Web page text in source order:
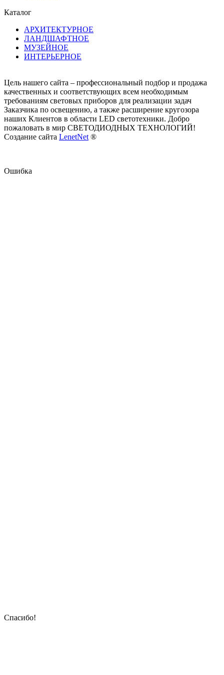
Каталог
АРХИТЕКТУРНОЕ
ЛАНДШАФТНОЕ
МУЗЕЙНОЕ
ИНТЕРЬЕРНОЕ
Цель нашего сайта – профессиональный подбор и продажа
качественных и соответствующих всем необходимым
требованиям световых приборов для реализации задач
Заказчика по освещению, а также расширение кругозора
наших Клиентов в области LED светотехники. Добро
пожаловать в мир СВЕТОДИОДНЫХ ТЕХНОЛОГИЙ!
Создание сайта LenetNet ®
Ошибка
Спасибо!